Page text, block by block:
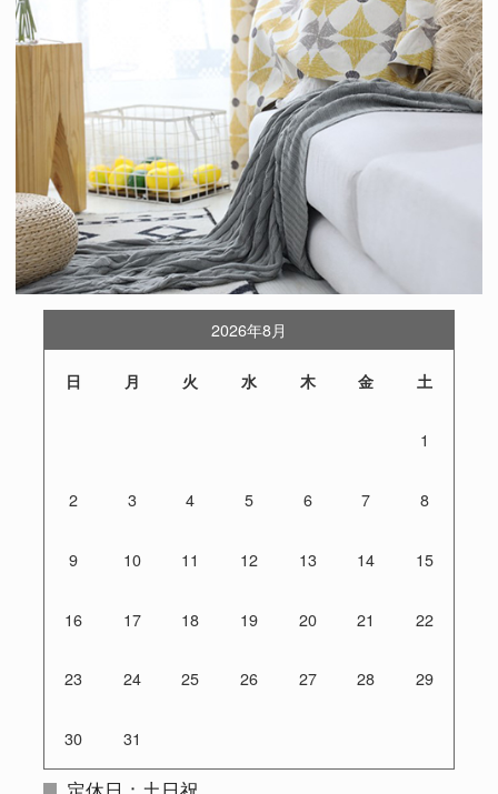
2026年8月
日 月 火 水 木 金 土
1
2 3 4 5 6 7 8
9 10 11 12 13 14 15
16 17 18 19 20 21 22
23 24 25 26 27 28 29
30 31